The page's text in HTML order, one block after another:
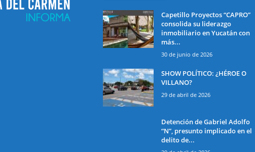
Capetillo Proyectos “CAPRO”
consolida su liderazgo
inmobiliario en Yucatán con
más...
30 de junio de 2026
SHOW POLÍTICO: ¿HÉROE O
VILLANO?
29 de abril de 2026
Detención de Gabriel Adolfo
“N”, presunto implicado en el
delito de...